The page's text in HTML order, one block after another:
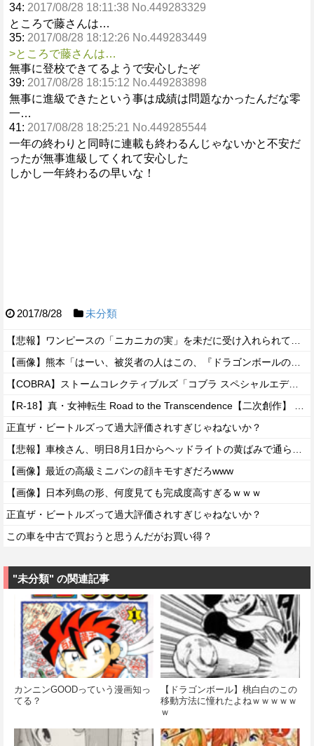
34: 2017/08/28 18:11:38 No.449283329
ところで藤さんは…
35: 2017/08/28 18:12:26 No.449283449
>ところで藤さんは…
無事に登校できてるようで安心したぞ
39: 2017/08/28 18:15:12 No.449283898
無事に進級できたという事は成績は問題なかったんだな零
一…
41: 2017/08/28 18:25:21 No.449285544
一年の終わりと同時に連載も終わるんじゃないかと不安だ
ったが無事進級してくれて安心した
しかし一年終わるの早いな！
2017/8/28 未分類
【COBRA】ストームコレクティブルズ「コブラ スペシャルエディション」アクションフィギュア【予約開始】
正直ザ・ビートルズって過大評価されすぎじゃねないか？
【画像】最近の高級ミニバンの顔キモすぎだろwww
【画像】日本列島の形、何度見ても完成度高すぎるｗｗｗ
正直ザ・ビートルズって過大評価されすぎじゃねないか？
この車を中古で買おうと思うんだがお買い得？
"未分類" の関連記事
カンニンGOODっていう漫画知っ
てる？
【ドラゴンボール】桃白白のこの
移動方法に憧れたよねｗｗｗｗｗ
ｗ